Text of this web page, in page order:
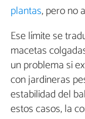
plantas, pero no
Ese límite se
macetas
un problema si
con jardineras
estabilidad del
estos casos, la